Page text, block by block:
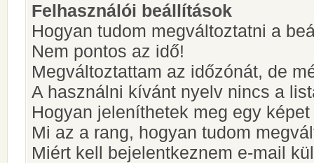
Felhasználói beállítások
Hogyan tudom megváltoztatni a
Nem pontos az idő!
Megváltoztattam az időzónát, de
A használni kívánt nyelv nincs a
Hogyan jeleníthetek meg egy
Mi az a rang, hogyan tudom
Miért kell bejelentkeznem e-mail